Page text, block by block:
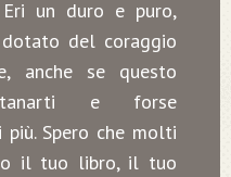
un duro e puro,
del coraggio
anche se questo
e forse
Spero che molti
il tuo libro, il tuo